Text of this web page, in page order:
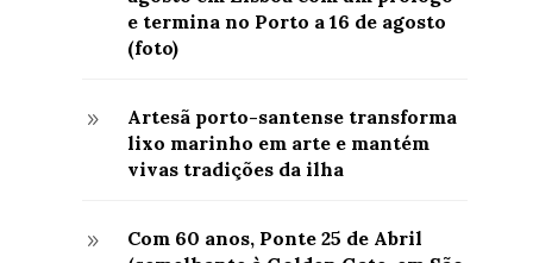
e termina no Porto a 16 de agosto
(foto)
9
Artesã porto-santense transforma
lixo marinho em arte e mantém
vivas tradições da ilha
9
Com 60 anos, Ponte 25 de Abril